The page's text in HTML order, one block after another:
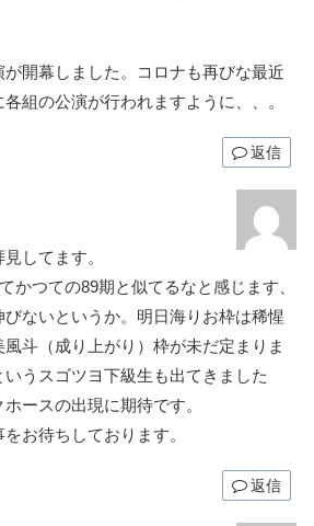
開幕しました。コロナも再びな最近
組の公演が行われますように、、。
返信
してます。
かつての89期と似てるなと感じます、
ないというか。明日海りお枠は稀惺
斗（成り上がり）枠が未だ定まりま
うスゴツヨ下級生も出てきました
ースの出現に期待です。
お待ちしております。
返信